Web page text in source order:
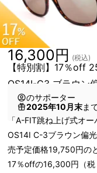
【特別割】17％off
OS14I-C3 ブラウン
16,300円 (税込)
のサポーター
2025年10月末ま
「A-FIT跳ね上げ式オ
OS14I C-3ブラウン偏
売予定価格19,750円の
17％offの16,300円（税